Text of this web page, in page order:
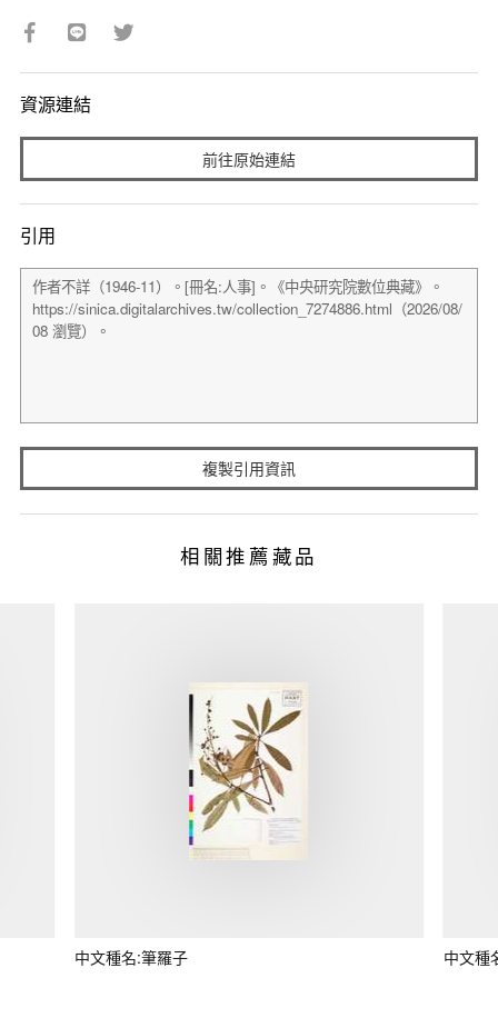
資源連結
前往原始連結
引用
複製引用資訊
相關推薦藏品
中文種名:筆羅子 中文種